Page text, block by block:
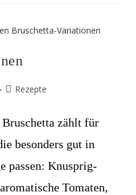
Beitrags-
Rezepte
zählt für
besonders gut in
passen: Knusprig-
Tomaten,